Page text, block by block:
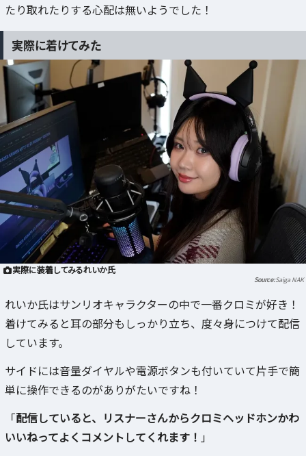
たり取れたりする心配は無いようでした！
実際に着けてみた
実際に装着してみるれいか氏
Saiga NAK
れいか氏はサンリオキャラクターの中で一番クロミが好き！
着けてみると耳の部分もしっかり立ち、度々身につけて配信
しています。
サイドには音量ダイヤルや電源ボタンも付いていて片手で簡
単に操作できるのがありがたいですね！
「配信していると、リスナーさんからクロミヘッドホンかわ
いいねってよくコメントしてくれます！ 」